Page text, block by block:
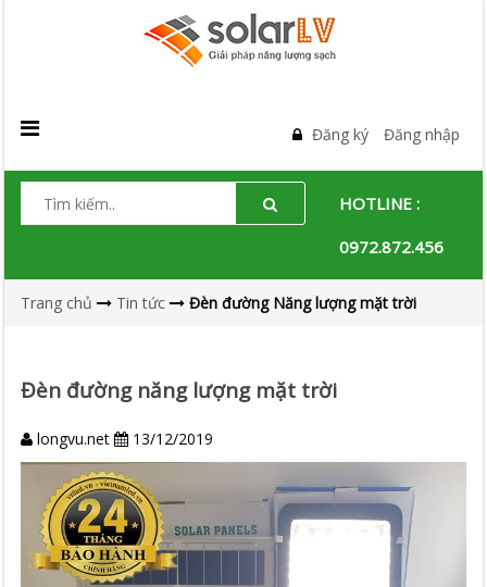
Đăng ký Đăng nhập
HOTLINE :
0972.872.456
Trang chủ Tin tức Đèn đường Năng lượng mặt trời
Đèn đường năng lượng mặt trời
longvu.net 13/12/2019